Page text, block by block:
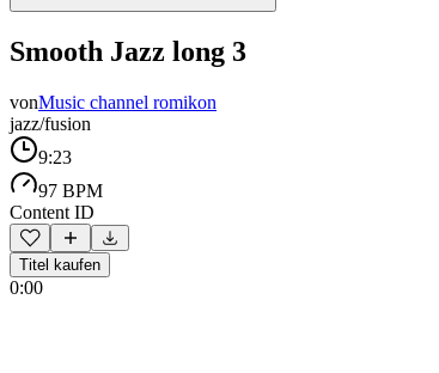
Smooth Jazz long 3
vonMusic channel romikon
jazz/fusion
9:23
97 BPM
Content ID
Titel kaufen
0:00